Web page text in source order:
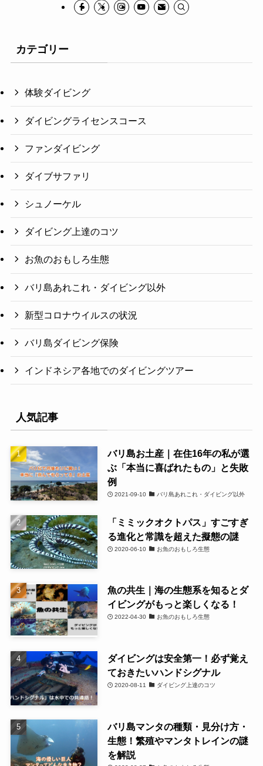
カテゴリー
体験ダイビング
ダイビングライセンスコース
ファンダイビング
ダイブサファリ
シュノーケル
ダイビング上達のコツ
お魚のおもしろ生態
バリ島あれこれ・ダイビング以外
新型コロナウイルスの状況
バリ島ダイビング保険
インドネシア各地でのダイビングツアー
人気記事
バリ島お土産｜在住16年の私が選
ぶ「本当に喜ばれたもの」と失敗
例
2021-09-10 バリ島あれこれ・ダイビング以外
「ミミックオクトパス」すごすぎ
る進化と常識を超えた擬態の謎
2020-06-10 お魚のおもしろ生態
魚の共生｜海の生態系を知るとダ
イビングがもっと楽しくなる！
2022-04-30 お魚のおもしろ生態
ダイビングは安全第一！必ず覚え
ておきたいハンドシグナル
2020-08-11 ダイビング上達のコツ
バリ島マンタの種類・見分け方・
生態！繁殖やマンタトレインの謎
を解説